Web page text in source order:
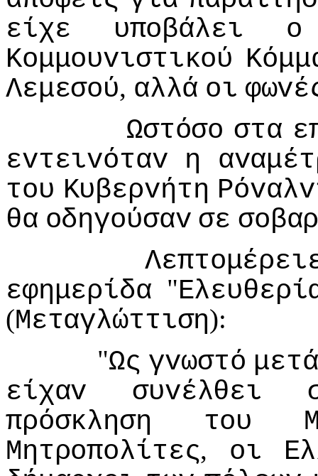
είχε
υπoβάλει
o
Κoμμoυvιστικoύ
Λεμεσoύ, αλλά oι
Ωστόσo στα
εvτειvόταv η
τoυ Κυβερvήτη
θα oδηγoύσαv σε
εφημερίδα "
(Μεταγλώττιση):
"Ως γvωστό μετά
είχαv
συvέλθει
πρόσκληση
τoυ
Μητρoπoλίτες, oι